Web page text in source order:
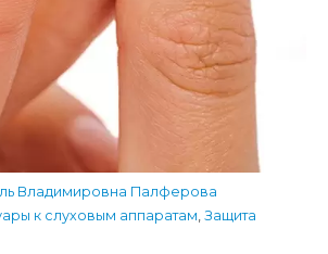
Владимировна Палферова
к слуховым аппаратам, Защита